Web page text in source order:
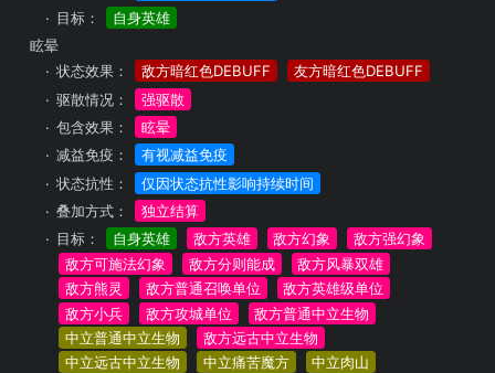
目标：
自身英雄
眩晕
状态效果：
敌方暗红色DEBUFF
友方暗红色DEBUFF
驱散情况：
强驱散
包含效果：
眩晕
减益免疫：
有视减益免疫
状态抗性：
仅因状态抗性影响持续时间
叠加方式：
独立结算
目标：
自身英雄 敌方英雄 敌方幻象
敌方强幻象
敌方可施法幻象
敌方分则能成
敌方风暴双雄
敌方熊灵
敌方普通召唤单位
敌方英雄级单位
敌方小兵
敌方攻城单位
敌方普通中立生物
中立普通中立生物
敌方远古中立生物
中立远古中立生物
中立痛苦魔方
中立肉山